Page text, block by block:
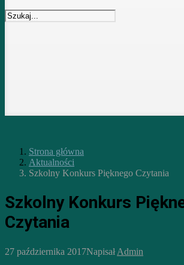
Strona główna
Aktualności
Szkolny Konkurs Pięknego Czytania
Szkolny Konkurs
Czytania
27 października 2017NapisałAdmin